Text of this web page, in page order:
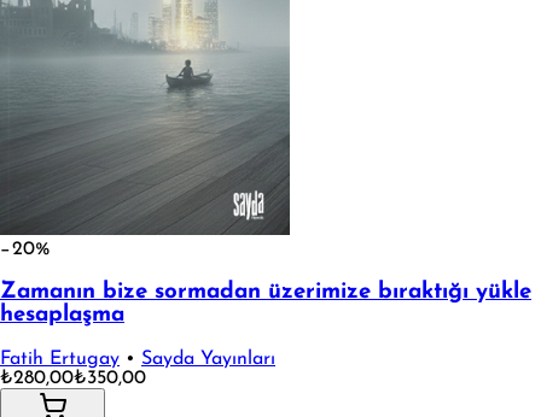
−20%
Zamanın bize sormadan üzerimize bıraktığı yükle
hesaplaşma
Fatih Ertugay • Sayda Yayınları
₺280,00₺350,00